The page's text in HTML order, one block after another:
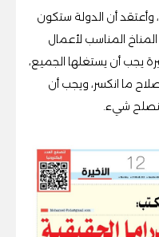
وأعتقد أن الدولة ستكون
المناسب لأعمال
يجب أن يستغلها الجميع،
ما انكسر، ويجب أن
شيء.